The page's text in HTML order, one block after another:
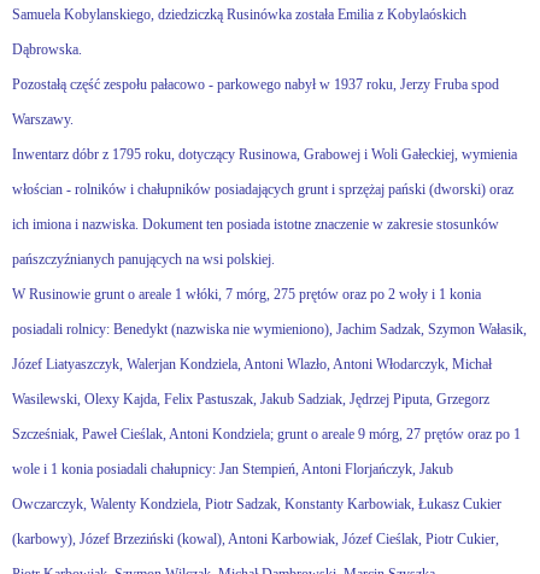
Samuela Kobylanskiego, dziedziczką Rusinówka została Emilia z Kobylaóskich
Dąbrowska.
Pozostałą część zespołu pałacowo - parkowego nabył w 1937 roku, Jerzy Fruba spod
Warszawy.
Inwentarz dóbr z 1795 roku, dotyczący Rusinowa, Grabowej i Woli Gałeckiej, wymienia
włościan - rolników i chałupników posiadających grunt i sprzężaj pański (dworski) oraz
ich imiona i nazwiska. Dokument ten posiada istotne znaczenie w zakresie stosunków
pańszczyźnianych panujących na wsi polskiej.
W Rusinowie grunt o areale 1 włóki, 7 mórg, 275 prętów oraz po 2 woły i 1 konia
posiadali rolnicy: Benedykt (nazwiska nie wymieniono), Jachim Sadzak, Szymon Wałasik,
Józef Liatyaszczyk, Walerjan Kondziela, Antoni Wlazło, Antoni Włodarczyk, Michał
Wasilewski, Olexy Kajda, Felix Pastuszak, Jakub Sadziak, Jędrzej Piputa, Grzegorz
Szcześniak, Paweł Cieślak, Antoni Kondziela; grunt o areale 9 mórg, 27 prętów oraz po 1
wole i 1 konia posiadali chałupnicy: Jan Stempień, Antoni Florjańczyk, Jakub
Owczarczyk, Walenty Kondziela, Piotr Sadzak, Konstanty Karbowiak, Łukasz Cukier
(karbowy), Józef Brzeziński (kowal), Antoni Karbowiak, Józef Cieślak, Piotr Cukier,